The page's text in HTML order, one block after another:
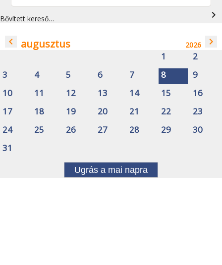
Bővített kereső… navigate_next
navigate_before augusztus 2026 navigate_next
1
2
3
4 5 6 7 8
9
10
11 12 13 14 15
16
17
18 19 20 21 22
23
24
25 26 27 28 29
30
31
Ugrás a mai napra